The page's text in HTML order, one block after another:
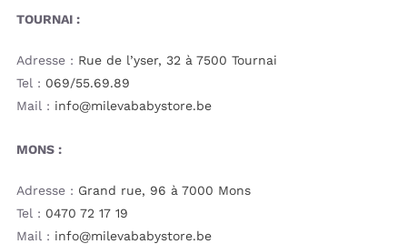
TOURNAI :
Adresse : Rue de l’yser, 32 à 7500 Tournai
Tel : 069/55.69.89
Mail : info@milevababystore.be
MONS :
Adresse : Grand rue, 96 à 7000 Mons
Tel : 0470 72 17 19
Mail : info@milevababystore.be